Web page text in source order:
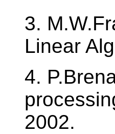
3.
Linear
4.
2002.